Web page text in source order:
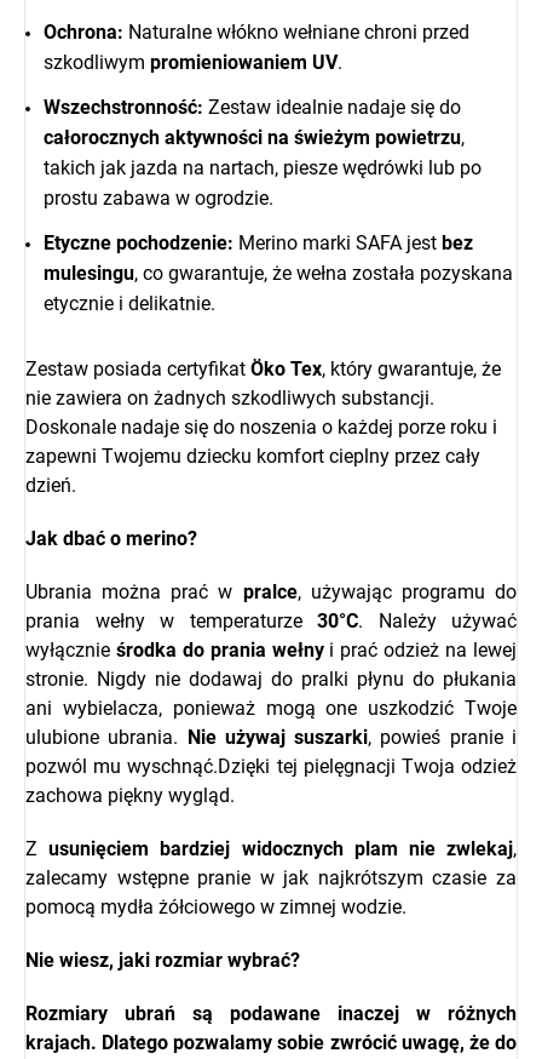
Ochrona: Naturalne włókno wełniane chroni przed
szkodliwym promieniowaniem UV.
Wszechstronność: Zestaw idealnie nadaje się do
całorocznych aktywności na świeżym powietrzu,
takich jak jazda na nartach, piesze wędrówki lub po
prostu zabawa w ogrodzie.
Etyczne pochodzenie: Merino marki SAFA jest bez
mulesingu, co gwarantuje, że wełna została pozyskana
etycznie i delikatnie.
Zestaw posiada certyfikat Öko Tex, który gwarantuje, że
nie zawiera on żadnych szkodliwych substancji.
Doskonale nadaje się do noszenia o każdej porze roku i
zapewni Twojemu dziecku komfort cieplny przez cały
dzień.
Jak dbać o merino?
Ubrania można prać w pralce, używając programu do
prania wełny w temperaturze 30°C. Należy używać
wyłącznie środka do prania wełnyi prać odzież na lewej
stronie. Nigdy nie dodawaj do pralki płynu do płukania
ani wybielacza, ponieważ mogą one uszkodzić Twoje
ulubione ubrania.
Nie używaj suszarki, powieś pranie i
pozwól mu wyschnąć.Dzięki tej pielęgnacji Twoja odzież
zachowa piękny wygląd.
Zusunięciem bardziej widocznych plam nie zwlekaj,
zalecamy wstępne pranie w jak najkrótszym czasie za
pomocą mydła żółciowego w zimnej wodzie.
Nie wiesz, jaki rozmiar wybrać?
Rozmiary ubrań są podawane inaczej w różnych
krajach. Dlatego pozwalamy sobie zwrócić uwagę, że do